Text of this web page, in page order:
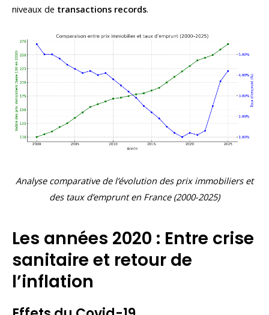
niveaux de transactions records.
Analyse comparative de l’évolution des prix immobiliers et
des taux d’emprunt en France (2000-2025)
Les années 2020 : Entre crise
sanitaire et retour de
l’inflation